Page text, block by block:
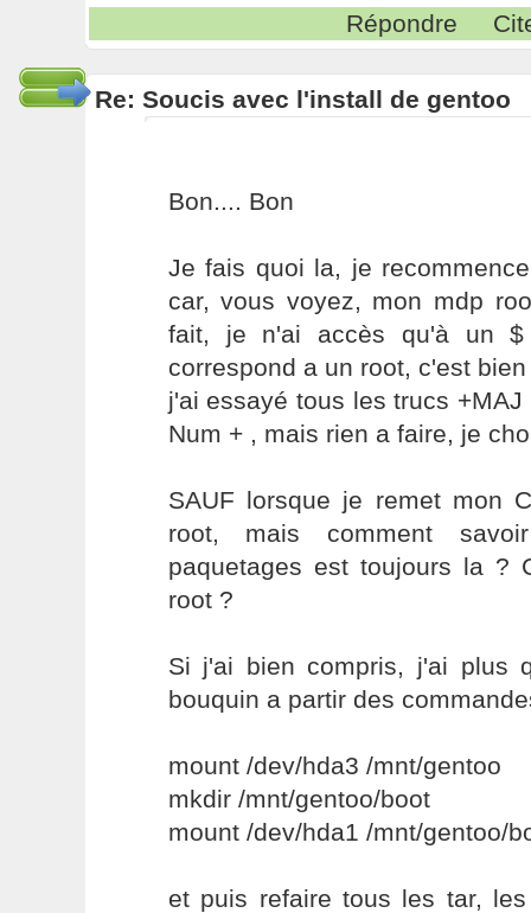
Répondre
Re: Soucis avec l'install de gentoo
Bon.... Bon
Je fais quoi la, je
car, vous voyez, mon mdp
fait, je n'ai accès qu'à un
correspond a un root, c'est
j'ai essayé tous les trucs
Num + , mais rien a faire, je
SAUF lorsque je remet mon
root, mais comment
paquetages est toujours la ?
root ?
Si j'ai bien compris, j'ai plus
bouquin a partir des
mount /dev/hda3 /mnt/gentoo
mkdir /mnt/gentoo/boot
mount /dev/hda1 /mnt/gentoo/
et puis refaire tous les tar,